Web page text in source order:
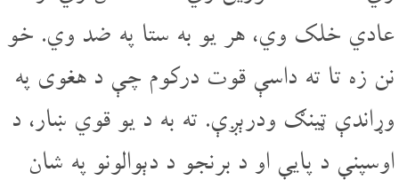
عادي خلک وي، هر یو به ستا په ضد وي. خو
نن زه تا ته داسې قوت درکوم چې د هغوی په
وړاندې ټینګ ودرېږې. ته به د یو قوي ښار، د
اوسپنې د پایې او د برنجو د دېوالونو په شان